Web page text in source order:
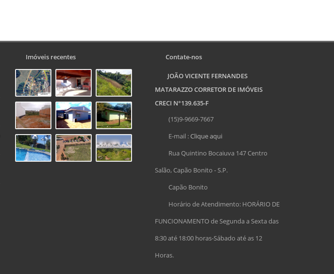
Imóveis recentes Contate-nos
JOÃO VICENTE FERNANDES
MATARAZZO CORRETOR DE IMÓVEIS
CRECI N°139.635-F
(15)9-9669-7667
E-mail :Clique aqui
Rua Quintino Bocaiuva 147 Centro
Salão, Capão Bonito - S.P.
Capão Bonito
Horário de Atendimento: HORÁRIO DE
FUNCIONAMENTO de Segunda a Sexta das
8:30 até 18:00 horas-Sábado até as 12
Horas.